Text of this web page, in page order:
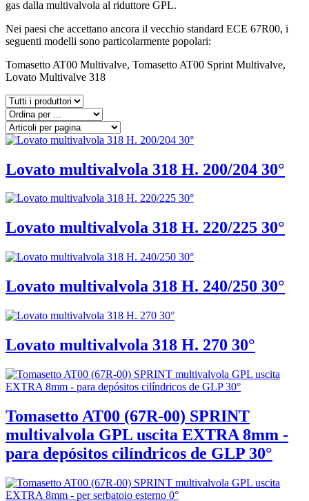
gas dalla multivalvola al riduttore GPL.
Nei paesi che accettano ancora il vecchio standard ECE 67R00, i
seguenti modelli sono particolarmente popolari:
Tomasetto AT00 Multivalve, Tomasetto AT00 Sprint Multivalve,
Lovato Multivalve 318
Lovato multivalvola 318 H. 200/204 30°
Lovato multivalvola 318 H. 220/225 30°
Lovato multivalvola 318 H. 240/250 30°
Lovato multivalvola 318 H. 270 30°
Tomasetto AT00 (67R-00) SPRINT
multivalvola GPL uscita EXTRA 8mm -
para depósitos cilíndricos de GLP 30°